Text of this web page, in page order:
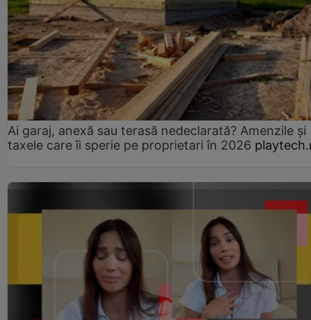
Ai garaj, anexă sau terasă nedeclarată? Amenzile și
taxele care îi sperie pe proprietari în 2026